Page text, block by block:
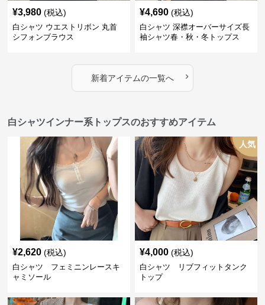
¥3,980 (税込)
白シャツ ウエストリボン 丸首
シフォンブラウス
¥4,690 (税込)
白シャツ 深襟オーバーサイズ長
袖シャツ春・秋・冬トップス
新着アイテムの一覧へ ›
白シャツインナー系トップスのおすすめアイテム
¥2,620 (税込)
白シャツ フェミニンレースキ
ャミソール
人気
¥4,000 (税込)
白シャツ リブフィットタンク
トップ